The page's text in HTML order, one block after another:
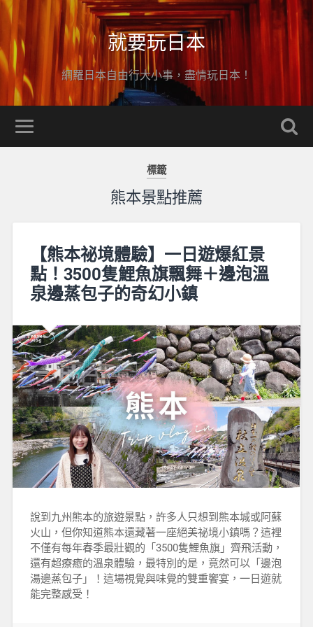
就要玩日本
網羅日本自由行大小事，盡情玩日本！
標籤
熊本景點推薦
【熊本祕境體驗】一日遊爆紅景
點！3500隻鯉魚旗飄舞＋邊泡溫
泉邊蒸包子的奇幻小鎮
說到九州熊本的旅遊景點，許多人只想到熊本城或阿蘇
火山，但你知道熊本還藏著一座絕美祕境小鎮嗎？這裡
不僅有每年春季最壯觀的「3500隻鯉魚旗」齊飛活動，
還有超療癒的溫泉體驗，最特別的是，竟然可以「邊泡
湯邊蒸包子」！這場視覺與味覺的雙重饗宴，一日遊就
能完整感受！